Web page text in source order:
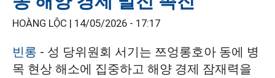
HOÀNG LỘC | 14/05/2026 - 17:17
빈롱 - 성 당위원회 서기는 쯔엉롱호아 동에 병
목 현상 해소에 집중하고 해양 경제 잠재력을